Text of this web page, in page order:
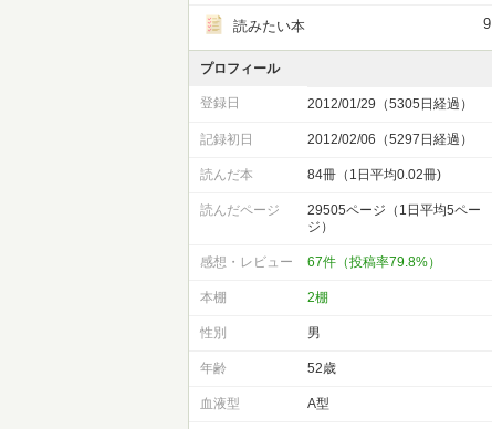
読みたい本 9
プロフィール
登録日 2012/01/29（5305日経過）
記録初日 2012/02/06（5297日経過）
読んだ本 84冊（1日平均0.02冊)
読んだページ
29505ページ（1日平均5ペー
ジ）
感想・レビュー 67件（投稿率79.8%）
本棚 2棚
性別 男
年齢 52歳
血液型 A型